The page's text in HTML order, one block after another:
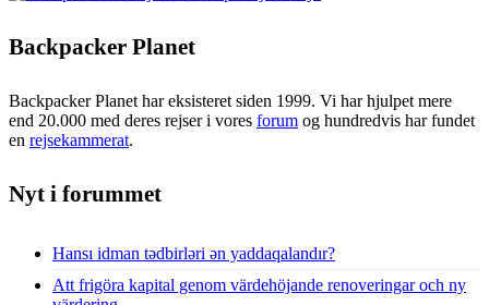
Backpacker Planet
Backpacker Planet har eksisteret siden 1999. Vi har hjulpet mere
end 20.000 med deres rejser i vores forum og hundredvis har fundet
en rejsekammerat.
Nyt i forummet
Hansı idman tədbirləri ən yaddaqalandır?
Att frigöra kapital genom värdehöjande renoveringar och ny